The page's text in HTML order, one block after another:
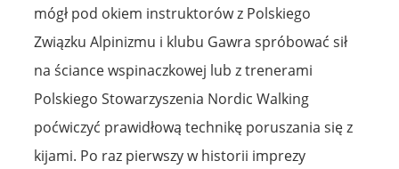
mógł pod okiem instruktorów z Polskiego
Związku Alpinizmu i klubu Gawra spróbować sił
na ściance wspinaczkowej lub z trenerami
Polskiego Stowarzyszenia Nordic Walking
poćwiczyć prawidłową technikę poruszania się z
kijami. Po raz pierwszy w historii imprezy